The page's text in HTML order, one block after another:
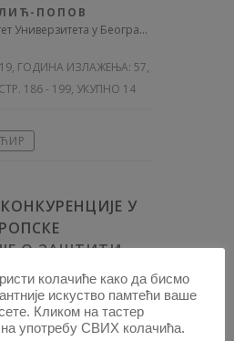
ПОПОВ
Универзитета у Београду
ГОДИНА ИЗЛАЖЕЊА: 57,
186 - 199, УКУПНО 14
ЋИР
У
О ЗАШТИТИ
И
СЛОБОДА
колачиће како да бисмо
искуство памтећи ваше
Кликом на тастер
на употребу СВИХ колачића.